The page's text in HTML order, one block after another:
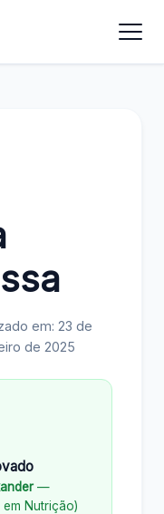
em: 23 de
de 2025
—
em Nutrição)